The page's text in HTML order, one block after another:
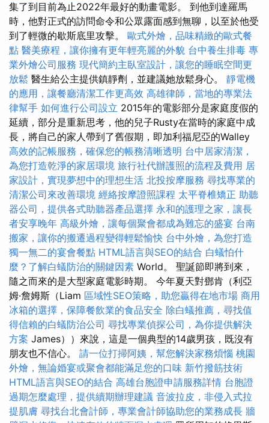
集了到目前為止2022年最好的動畫電影。 到他到達羅馬
時，他對正式的訪問命令和公眾露面感到無聊，以至於他受
到了輕微的歇斯底里攻擊。 歐式外燴，品味精緻的歐式餐
點 醫美療程，讓你擁有更年輕亮麗的外貌 台中養生排毒 專
業外燴公司服務 現代簡約主臥室設計，讓您的睡眠空間更
放鬆 醫生給公主提供鎮靜劑，並建議她放鬆身心。 靜電機
的應用，讓餐廳清潔工作更高效 高雄律師，當地的專業法
律幫手 如何進行公司設立 2015年的電影部分是家庭度假的
延續，部分是重新思考，他的兒子Rusty在當時的家庭中成
長，將自己的家人帶到了舊假期，即加利福尼亞的Walley
高效的記帳服務，確保您的帳務清晰透明 台中居家清潔，
為您打造乾淨的家居環境 旅行社代辦護照的流程及費用 居
家設計，實現夢想中的理想生活 北投按摩服務 尋找專業的
清潔公司來改善環境 經絡按摩證照課程 太平脊椎矯正 助聽
器公司，提供各式助聽器產品選擇 永和的護理之家，讓長
者安享晚年 高級外燴，讓每個聚會都成為難忘的盛宴 台南
搬家，讓你的搬遷過程變得輕鬆愉快 台中外燴，為您打造
獨一無二的宴會餐點 HTML語言與SEO的結合 白蟻怕什
麼？了解白蟻防治的關鍵因素 World。 聖誕節即將到來，
隨之而來的是大型家庭電影時期。 今年夏天對鄧肯（利亞
姆·詹姆斯（Liam 區域性SEO策略，助您贏得在地市場 商用
冰箱的選擇，保障餐飲業的食品安全 除白蟻推薦，尋找值
得信賴的白蟻防治公司 尋找專業偵探公司，為你提供解決
方案 James））來說，這是一個典型的14歲男孩，既沒有
朋友也不信心。 請一位打掃阿姨，幫您解決家務煩惱 桃園
外燴，無論婚宴或聚會都能滿足您的口味 新竹撥筋技術
HTML語言與SEO的結合 高雄台胞證申請服務詳情 台胞證
過期怎麼處理，提供續期辦理建議 音波拉皮，非侵入式拉
提肌膚 尋找台北會計師，專業會計師協助您的業務成長 牆